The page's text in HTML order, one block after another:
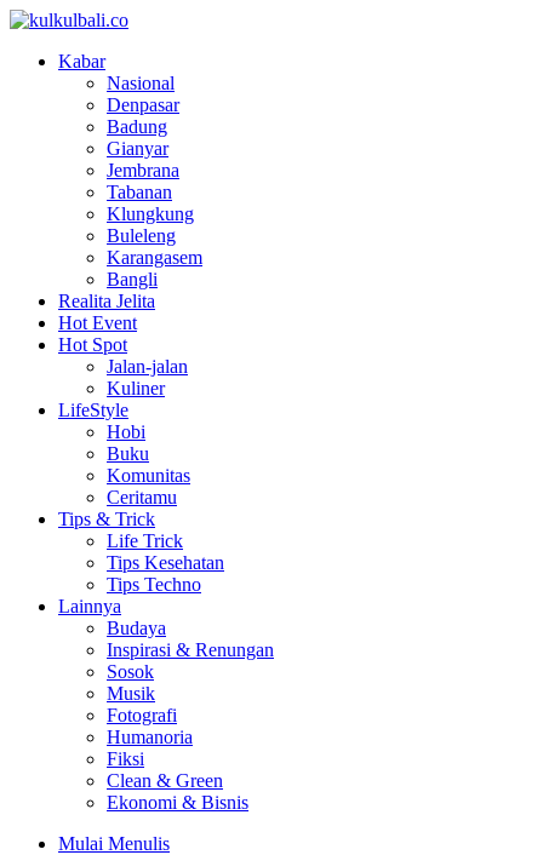
Kabar
Nasional
Denpasar
Badung
Gianyar
Jembrana
Tabanan
Klungkung
Buleleng
Karangasem
Bangli
Realita Jelita
Hot Event
Hot Spot
Jalan-jalan
Kuliner
LifeStyle
Hobi
Buku
Komunitas
Ceritamu
Tips & Trick
Life Trick
Tips Kesehatan
Tips Techno
Lainnya
Budaya
Inspirasi & Renungan
Sosok
Musik
Fotografi
Humanoria
Fiksi
Clean & Green
Ekonomi & Bisnis
Mulai Menulis